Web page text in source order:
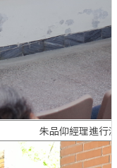
朱品仰經理進行